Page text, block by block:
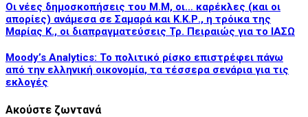
Οι νέες δημοσκοπήσεις του Μ.Μ, οι… καρέκλες (και οι
απορίες) ανάμεσα σε Σαμαρά και Κ.Κ.Ρ., η τρόικα της
Μαρίας Κ., οι διαπραγματεύσεις Τρ. Πειραιώς για το ΙΑΣΩ
Moody’s Analytics: Το πολιτικό ρίσκο επιστρέφει πάνω
από την ελληνική οικονομία, τα τέσσερα σενάρια για τις
εκλογές
Ακούστε ζωντανά